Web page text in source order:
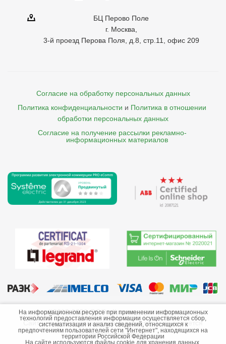
БЦ Перово Поле
г. Москва,
3-й проезд Перова Поля, д.8, стр.11, офис 209
Согласие на обработку персональных данных
Политика конфиденциальности и Политика в отношении
обработки персональных данных
Согласие на получение рассылки рекламно-
    информационных материалов
©2013-2026 ООО «Краснодарэлектро»
Сайт носит информационный характер и не является
публичной офертой.
На информационном ресурсе при применении информационных
технологий предоставления информации осуществляется сбор,
систематизация и анализ сведений, относящихся к
предпочтениям пользователей сети "Интернет", находящихся на
территории Российской Федерации
На сайте используются файлы cookie для хранения данных.